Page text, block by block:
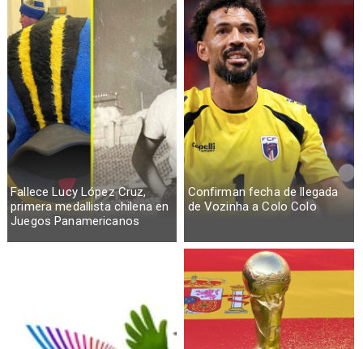
Fallece Lucy López Cruz,
primera medallista chilena en
Juegos Panamericanos
Confirman fecha de llegada
de Vozinha a Colo Colo